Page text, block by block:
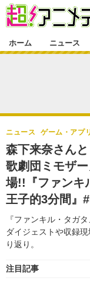
ゲーム・アプ
グッズ
声優
特集一覧
ラキりす
連載マンガ
連載マンガ一覧
番組・動画
番組・動画一
動画
連載・ブログ
連載・ブログ一
編集部ブログ・お
ホーム ニュース
森下来奈さん
歌劇団ミモザ
場!!『ファンキ
王子的3分間』
『ファンキル・タガ
ダイジェストや収録
り返り。
ニュース ゲーム・アプ
注目記事